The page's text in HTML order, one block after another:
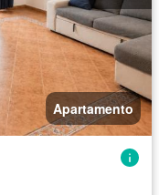
Apartamento